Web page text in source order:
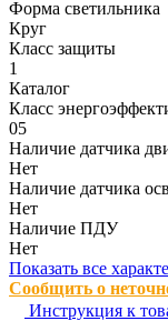
Форма светильника
Круг
Класс защиты
1
Каталог
Класс
05
Наличие датчика
Нет
Наличие датчика
Нет
Наличие ПДУ
Нет
Показать все
Сообщить о
Инструкция к